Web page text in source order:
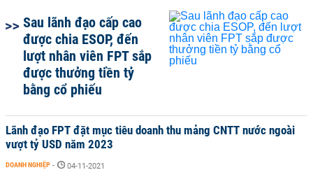
Sau lãnh đạo cấp cao
được chia ESOP, đến
lượt nhân viên FPT sắp
được thưởng tiền tỷ
bằng cổ phiếu
Lãnh đạo FPT đặt mục tiêu doanh thu mảng CNTT nước ngoài
vượt tỷ USD năm 2023
DOANH NGHIỆP - 04-11-2021